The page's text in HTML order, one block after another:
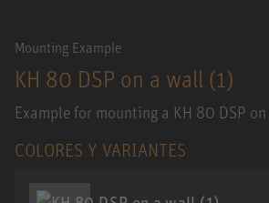
Mounting Example
KH 80 DSP on a wall (1)
Example for mounting a KH 80 DSP
COLORES Y VARIANTES